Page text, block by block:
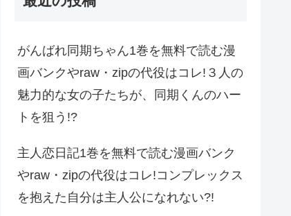
がんばれ同期ちゃん1巻を無料で読む漫
画バンクやraw・zipの代役はコレ!３人の
魅力的な女の子たちが、同期くんのハー
トを狙う!?
主人恋日記1巻を無料で読む漫画バンク
やraw・zipの代役はコレ!コンプレックス
を抱えた自分は主人公になれない?!